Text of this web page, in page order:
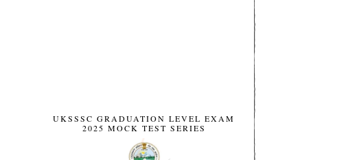
UKSSSC GRADUATION LEVEL EXAM
2025 MOCK TEST SERIES